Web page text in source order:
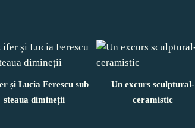
și Lucia Ferescu sub
steaua dimineții
Un excurs sculptural-
ceramistic